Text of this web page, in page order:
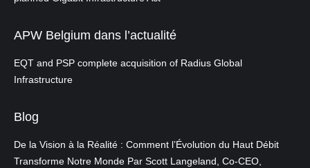
APW Belgium dans l’actualité
EQT and PSP complete acquisition of Radius Global
Infrastructure
Blog
De la Vision à la Réalité : Comment l’Évolution du Haut Débit
Transforme Notre Monde Par Scott Langeland, Co-CEO,